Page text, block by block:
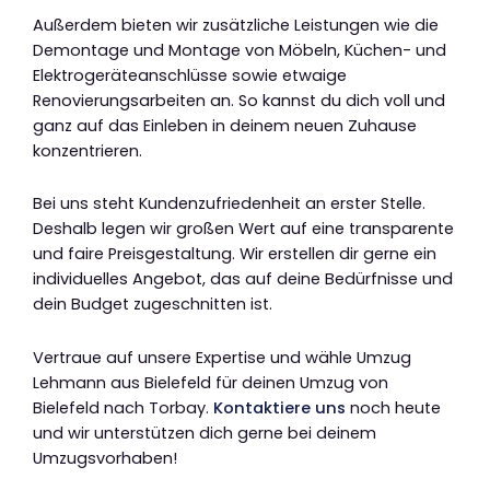
Außerdem bieten wir zusätzliche Leistungen wie die
Demontage und Montage von Möbeln, Küchen- und
Elektrogeräteanschlüsse sowie etwaige
Renovierungsarbeiten an. So kannst du dich voll und
ganz auf das Einleben in deinem neuen Zuhause
konzentrieren.
Bei uns steht Kundenzufriedenheit an erster Stelle.
Deshalb legen wir großen Wert auf eine transparente
und faire Preisgestaltung. Wir erstellen dir gerne ein
individuelles Angebot, das auf deine Bedürfnisse und
dein Budget zugeschnitten ist.
Vertraue auf unsere Expertise und wähle Umzug
Lehmann aus Bielefeld für deinen Umzug von
Bielefeld nach Torbay. Kontaktiere uns noch heute
und wir unterstützen dich gerne bei deinem
Umzugsvorhaben!